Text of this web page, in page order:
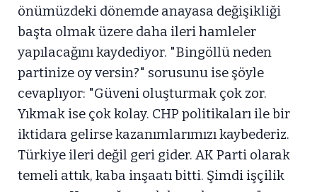
önümüzdeki dönemde anayasa değişikliği
başta olmak üzere daha ileri hamleler
yapılacağını kaydediyor. "Bingöllü neden
partinize oy versin?" sorusunu ise şöyle
cevaplıyor: "Güveni oluşturmak çok zor.
Yıkmak ise çok kolay. CHP politikaları ile bir
iktidara gelirse kazanımlarımızı kaybederiz.
Türkiye ileri değil geri gider. AK Parti olarak
temeli attık, kaba inşaatı bitti. Şimdi işçilik